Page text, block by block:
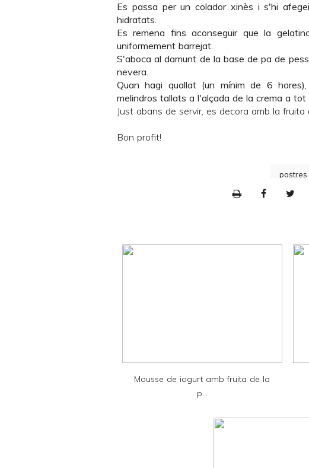
Es passa per un colador xinès i s'hi
hidratats.
Es remena fins aconseguir que la
uniformement barrejat.
S'aboca al damunt de la base de pa de
nevera.
Quan hagi quallat (un mínim de 6
melindros tallats a l'alçada de la crema a tot
Just abans de servir, es decora amb la fruita
Bon profit!
postres
n
Mousse de iogurt amb fruita de la
p...